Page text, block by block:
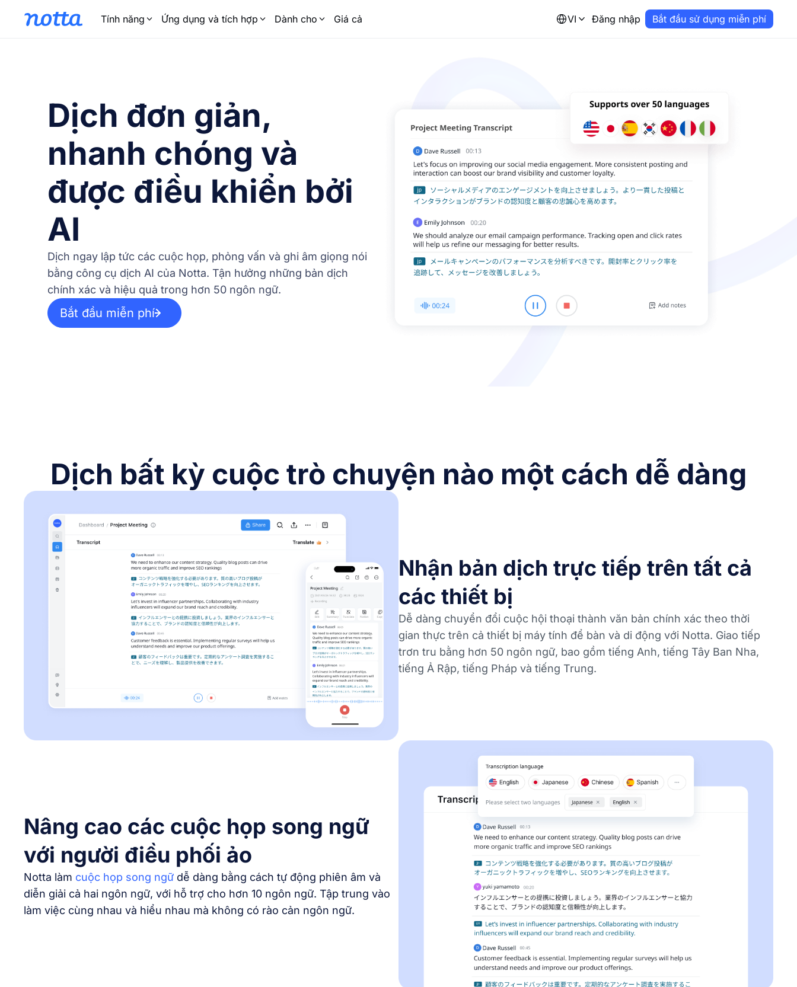
Tính năng Ứng dụng và tích hợp Dành cho Giá cả VI Đăng nhập Bắt đầu sử dụng miễn phí
Dịch đơn giản,
nhanh chóng và
được điều khiển bởi
AI
Dịch ngay lập tức các cuộc họp, phỏng vấn và ghi âm giọng nói
bằng công cụ dịch AI của Notta. Tận hưởng những bản dịch
chính xác và hiệu quả trong hơn 50 ngôn ngữ.
Bắt đầu miễn phí
Dịch bất kỳ cuộc trò chuyện nào một cách dễ dàng
Nhận bản dịch trực tiếp trên tất cả
các thiết bị
Dễ dàng chuyển đổi cuộc hội thoại thành văn bản chính xác theo thời
gian thực trên cả thiết bị máy tính để bàn và di động với Notta. Giao tiếp
trơn tru bằng hơn 50 ngôn ngữ, bao gồm tiếng Anh, tiếng Tây Ban Nha,
tiếng Ả Rập, tiếng Pháp và tiếng Trung.
Nâng cao các cuộc họp song ngữ
với người điều phối ảo
Notta làm cuộc họp song ngữ dễ dàng bằng cách tự động phiên âm và
diễn giải cả hai ngôn ngữ, với hỗ trợ cho hơn 10 ngôn ngữ. Tập trung vào
làm việc cùng nhau và hiểu nhau mà không có rào cản ngôn ngữ.